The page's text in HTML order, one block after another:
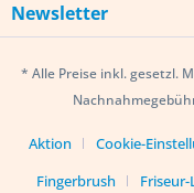
Newsletter
* Alle Preise inkl. gesetzl.
Aktion Cookie-
Fingerbrush
Friseur-